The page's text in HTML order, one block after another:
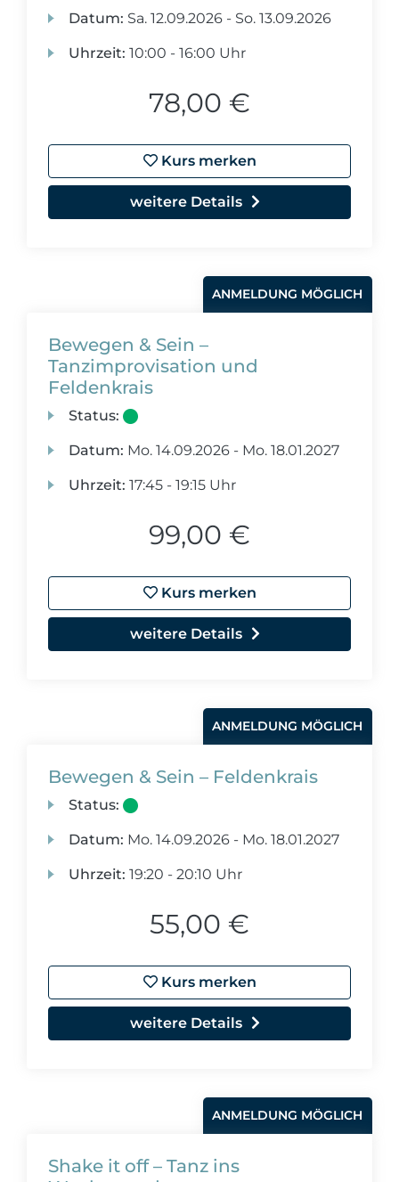
Datum: Sa. 12.09.2026 - So. 13.09.2026
Uhrzeit: 10:00 - 16:00 Uhr
78,00 €
Kurs merken
weitere Details
ANMELDUNG MÖGLICH
Bewegen & Sein –
Tanzimprovisation und
Feldenkrais
Status:
Datum: Mo. 14.09.2026 - Mo. 18.01.2027
Uhrzeit: 17:45 - 19:15 Uhr
99,00 €
Kurs merken
weitere Details
ANMELDUNG MÖGLICH
Bewegen & Sein – Feldenkrais
Status:
Datum: Mo. 14.09.2026 - Mo. 18.01.2027
Uhrzeit: 19:20 - 20:10 Uhr
55,00 €
Kurs merken
weitere Details
ANMELDUNG MÖGLICH
Shake it off – Tanz ins